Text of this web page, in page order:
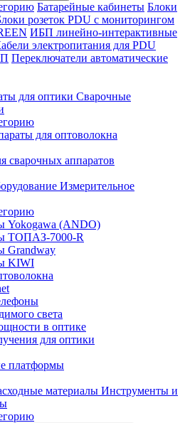
Батарейные кабинеты Блоки
розеток PDU с мониторингом
ИБП линейно-интерактивные
электропитания для PDU
Переключатели автоматические
Сварочные
для оптоволокна
сварочных аппаратов
Измерительное
Yokogawa (ANDO)
ТОПАЗ-7000-R
Grandway
KIWI
света
в оптике
для оптики
платформы
Инструменты и